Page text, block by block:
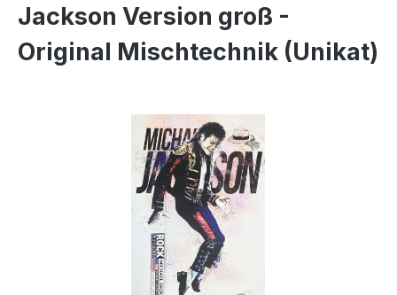
Jackson Version groß -
Original Mischtechnik (Unikat)